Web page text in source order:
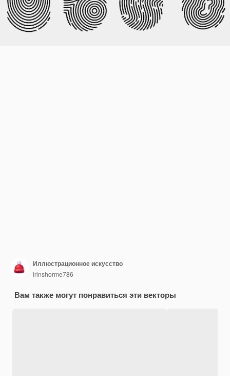
Иллюстрационное искусство
irinshorme786
Вам также могут понравиться эти векторы